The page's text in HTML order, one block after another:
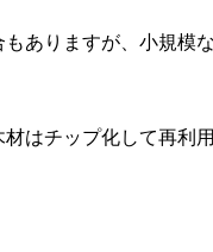
ありますが、小規模
はチップ化して再利